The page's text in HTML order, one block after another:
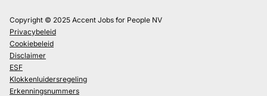
Copyright © 2025 Accent Jobs for People NV
Privacybeleid
Cookiebeleid
Disclaimer
ESF
Klokkenluidersregeling
Erkenningsnummers